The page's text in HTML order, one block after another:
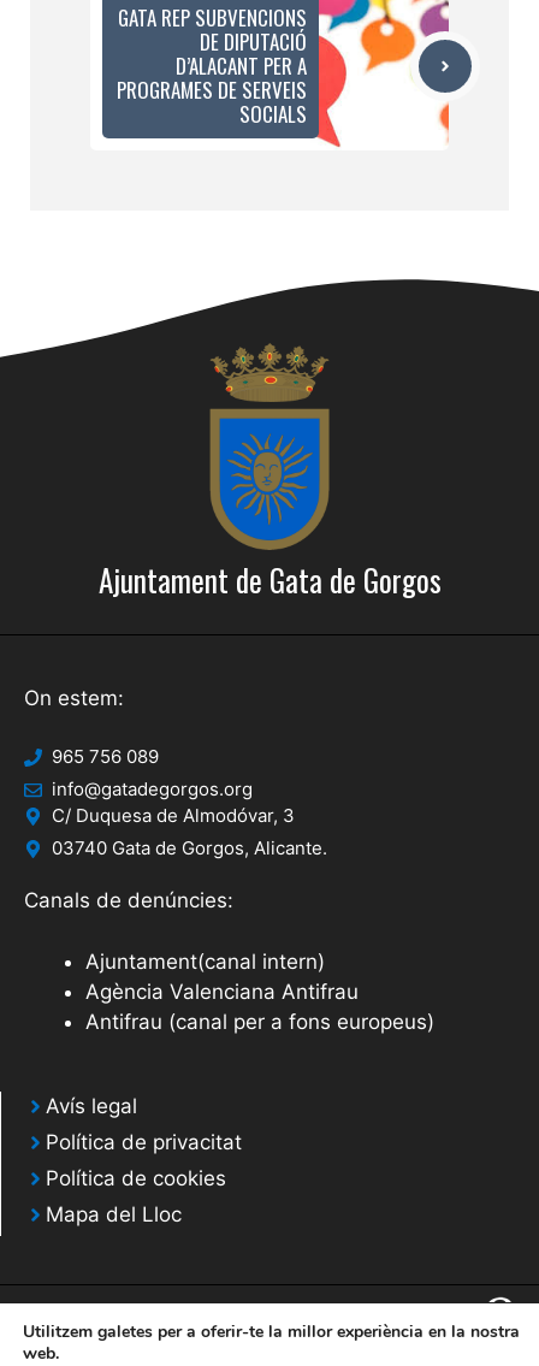
GATA REP SUBVENCIONS
DE DIPUTACIÓ
D’ALACANT PER A
PROGRAMES DE SERVEIS
SOCIALS
Ajuntament de Gata de Gorgos
On estem:
965 756 089
info@gatadegorgos.org
C/ Duquesa de Almodóvar, 3
03740 Gata de Gorgos, Alicante.
Canals de denúncies:
Ajuntament(canal intern)
Agència Valenciana Antifrau
Antifrau (canal per a fons europeus)
Avís legal
Política de privacitat
Política de cookies
Mapa del Lloc
Utilitzem galetes per a oferir-te la millor experiència en la nostra
web.